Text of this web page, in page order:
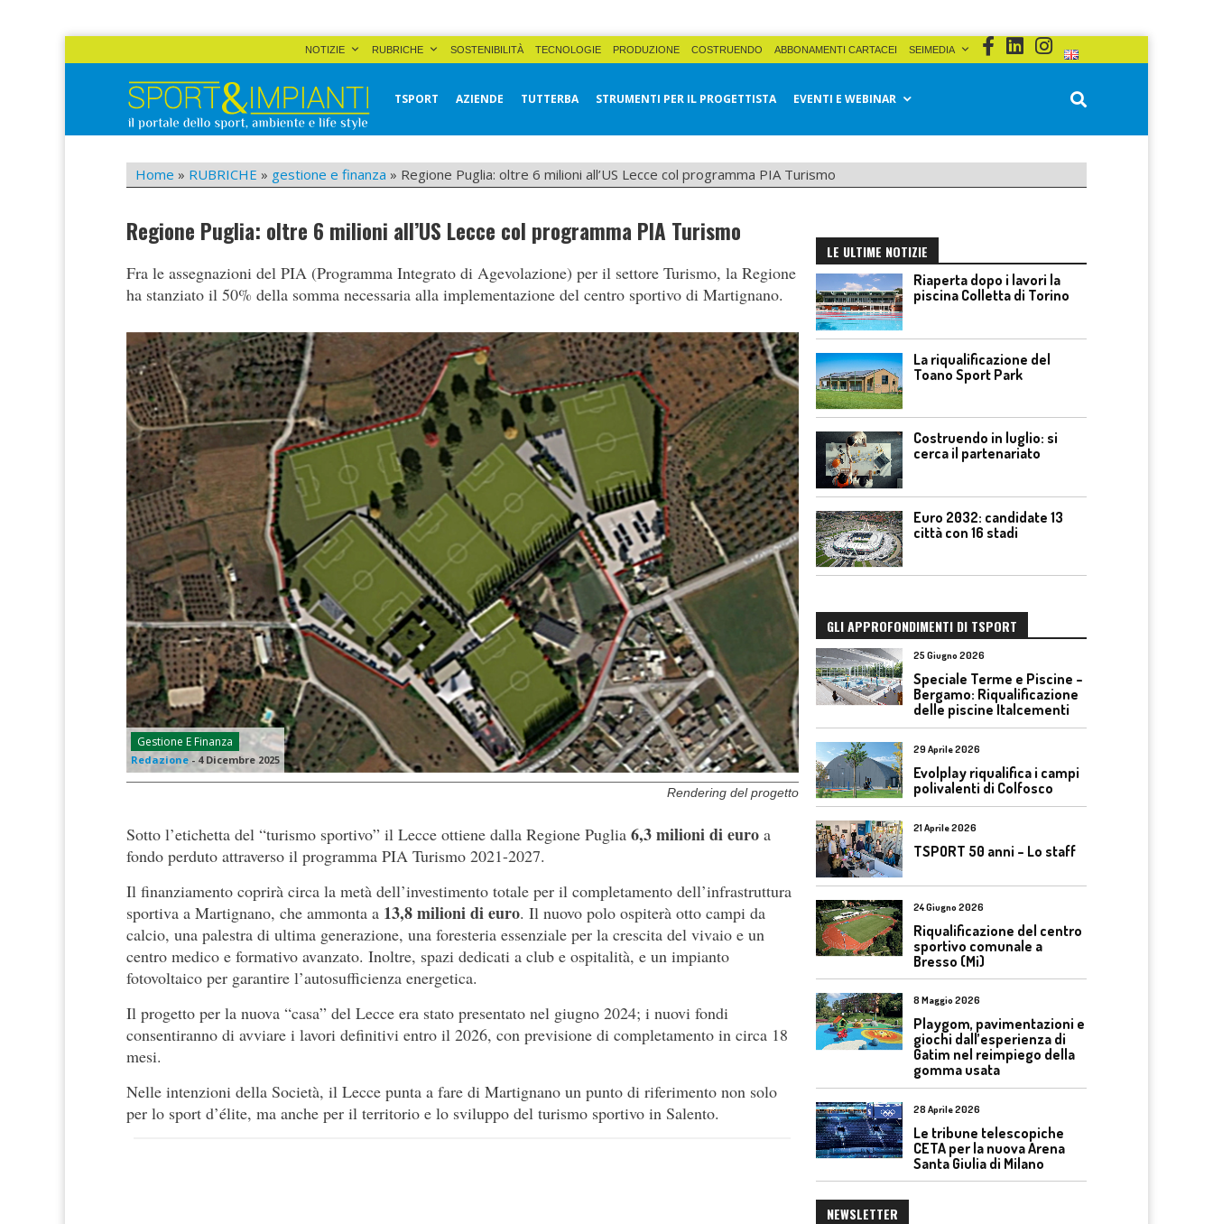
NOTIZIE RUBRICHE SOSTENIBILITÀ TECNOLOGIE PRODUZIONE COSTRUENDO ABBONAMENTI CARTACEI SEIMEDIA
Sport&Impianti
TSPORT AZIENDE TUTTERBA STRUMENTI PER IL PROGETTISTA EVENTI E WEBINAR
Home » RUBRICHE » gestione e finanza » Regione Puglia: oltre 6 milioni all’US Lecce col programma PIA Turismo
Regione Puglia: oltre 6 milioni all’US Lecce col programma PIA Turismo
Fra le assegnazioni del PIA (Programma Integrato di Agevolazione) per il settore Turismo, la Regione
ha stanziato il 50% della somma necessaria alla implementazione del centro sportivo di Martignano.
Gestione E Finanza
Redazione - 4 Dicembre 2025
Rendering del progetto
Sotto l’etichetta del “turismo sportivo” il Lecce ottiene dalla Regione Puglia 6,3 milioni di euro a
fondo perduto attraverso il programma PIA Turismo 2021-2027.
Il finanziamento coprirà circa la metà dell’investimento totale per il completamento dell’infrastruttura
sportiva a Martignano, che ammonta a 13,8 milioni di euro. Il nuovo polo ospiterà otto campi da
calcio, una palestra di ultima generazione, una foresteria essenziale per la crescita del vivaio e un
centro medico e formativo avanzato. Inoltre, spazi dedicati a club e ospitalità, e un impianto
fotovoltaico per garantire l’autosufficienza energetica.
Il progetto per la nuova “casa” del Lecce era stato presentato nel giugno 2024; i nuovi fondi
consentiranno di avviare i lavori definitivi entro il 2026, con previsione di completamento in circa 18
mesi.
Nelle intenzioni della Società, il Lecce punta a fare di Martignano un punto di riferimento non solo
per lo sport d’élite, ma anche per il territorio e lo sviluppo del turismo sportivo in Salento.
LE ULTIME NOTIZIE
Riaperta dopo i lavori la
piscina Colletta di Torino
La riqualificazione del
Toano Sport Park
Costruendo in luglio: si
cerca il partenariato
Euro 2032: candidate 13
città con 16 stadi
GLI APPROFONDIMENTI DI TSPORT
25 Giugno 2026
Speciale Terme e Piscine –
Bergamo: Riqualificazione
delle piscine Italcementi
29 Aprile 2026
Evolplay riqualifica i campi
polivalenti di Colfosco
21 Aprile 2026
TSPORT 50 anni – Lo staff
24 Giugno 2026
Riqualificazione del centro
sportivo comunale a
Bresso (Mi)
8 Maggio 2026
Playgom, pavimentazioni e
giochi dall’esperienza di
Gatim nel reimpiego della
gomma usata
28 Aprile 2026
Le tribune telescopiche
CETA per la nuova Arena
Santa Giulia di Milano
NEWSLETTER